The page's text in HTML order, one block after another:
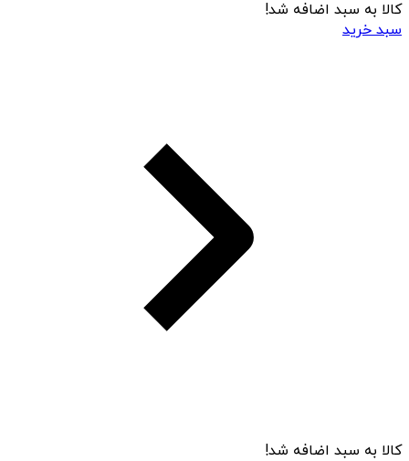
کالا به سبد اضافه شد!
سبد خرید
کالا به سبد اضافه شد!